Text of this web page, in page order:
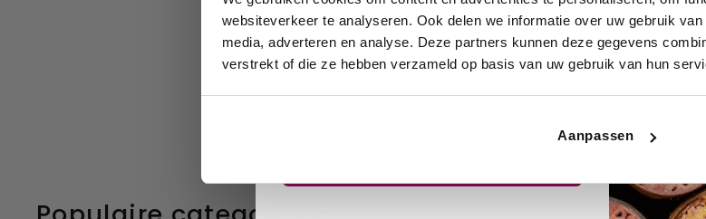
websiteverkeer te analyseren. Ook delen we informatie over uw gebruik
media, adverteren en analyse. Deze partners kunnen deze gegevens
verstrekt of die ze hebben verzameld op basis van uw gebruik van hun
Aanpassen
3
Volgende
wijnhuizen en uw
favoriete wijnen!
Email